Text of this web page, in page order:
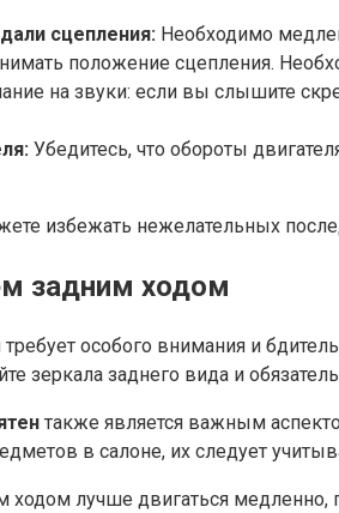
сцепления: Необходимо
положение сцепления.
на звуки: если вы слышите
Убедитесь, что обороты
избежать нежелательных
задним ходом
особого внимания и
зеркала заднего вида и
также является важным
в салоне, их следует
лучше двигаться медленно,